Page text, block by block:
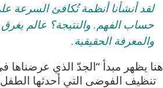
لقد أنشأنا أنظمة تُكافئ السرعة
حساب الفهم. والنتيجة؟ عالم
والمعرفة الحقيقية.
هنا يظهر مبدأ “الجدّ الذي
تنظيف الفوضى التي أحدثها